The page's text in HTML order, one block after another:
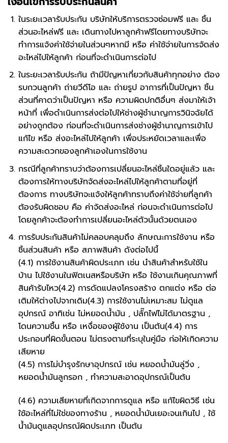
ในระยะเวลารับประกัน บริษัทให้บริการตรวจซ่อมฟรี และ ชิ้น
ส่วนอะไหล่ฟรี และ เดินทางไปหาลูกค้าฟรีโดยทางบริษัทจะ
ทำการแจ้งค่าใช้จ่ายในส่วนๆหากมี หรือ ค่าใช้จ่ายในการจัดส่ง
อะไหล่ไปให้ลูกค้า ก่อนที่จะดำเนินการต่อไป
ในระยะเวลารับประกัน ถ้ามีปัญหาเกี่ยวกับสินค้าทุกอย่าง ต้อง
รบกวนลูกค้า ถ่ายวีดีโอ และ ถ่ายรูป อาการที่เป็นปัญหา ชิ้น
ส่วนที่คาดว่าเป็นปัญหา หรือ ความผิดปกติอื่นๆ ส่งมาให้เจ้า
หน้าที่ เพื่อดำเนินการส่งต่อไปให้ช่างผู้ชำนาญการวินิจฉัยได้
อย่างถูกต้อง ก่อนที่จะดำเนินการส่งช่างผู้ชำนาญการเข้าไป
แก้ไข หรือ ส่งอะไหล่ไปให้ลูกค้า เพื่อประหยัดเวลาและเพื่อ
ความสะดวกของลูกค้าเองในการใช้งาน
กรณีที่ลูกค้าทราบว่าต้องการเปลี่ยนอะไหล่ชิ้นใดอยู่แล้ว และ
ต้องการให้ทางบริษัทจัดส่งอะไหล่ไปให้ลูกค้าตามที่อยู่ที่
ต้องการ ทางบริษัทจะแจ้งให้ลูกค้าทราบถึงค่าใช้จ่ายที่ลูกค้า
ต้องรับผิดชอบ คือ ค่าจัดส่งอะไหล่ ก่อนจะดำเนินการต่อไป
โดยลูกค้าจะต้องทำการเปลี่ยนอะไหล่ตัวนั้นด้วยตนเอง
การรับประกันสินค้าไม่คลอบคลุมถึง ลักษณะการใช้งาน หรือ
ชิ้นส่วนสินค้า หรือ สภาพสินค้า ดังต่อไปนี้
(4.1) การใช้งานสินค้าผิดประเภท เช่น นำสินค้าสำหรับใช้ใน
บ้าน ไปใช้งานในฟิตเนสหรือบริษัท หรือ ใช้งานเกินคุณภาพที่
สินค้ารับไหว(4.2) การดัดแปลงโครงสร้าง ตกแต่ง หรือ ต่อ
เติมให้ต่างไปจากเดิม(4.3) การใช้งานไม่เหมาะสม ไม่ดูแล
อุปกรณ์ อาทิเช่น ไม่หยอดน้ำมัน , ปลั๊กไฟไม่ได้มาตรฐาน ,
โดนความชื้น หรือ เหงื่อของผู้ใช้งาน เป็นต้น(4.4) การ
ประกอบที่ผิดขั้นตอน ไม่ตรงตามที่ระบุในคู่มือ ก่อให้เกิดความ
เสียหาย
(4.5) การไม่บำรุงรักษาอุปกรณ์ เช่น หยอดน้ำมันลู่วิ่ง ,
หยอดน้ำมันลูกรอก , ทำความสะอาดอุปกรณ์เป็นต้น
(4.6) ความเสียหายที่เกิดจากการดูแล หรือ แก้ไขผิดวิธี เช่น
ใช้อะไหล่ที่ไม่ใช่ของทางร้าน , หยอดน้ำมันเยอะจนเกินไป , ใช้
น้ำมันดูแลอุปกรณ์ผิดประเภท เป็นต้น